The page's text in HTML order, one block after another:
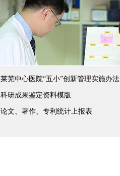
莱芜中心医院“五小”创新管理实施办法
科研成果鉴定资料模版
论文、著作、专利统计上报表